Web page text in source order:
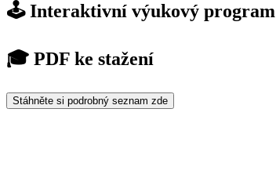
🕹️ Interaktivní výukový program
🎓 PDF ke stažení
Stáhněte si podrobný seznam zde